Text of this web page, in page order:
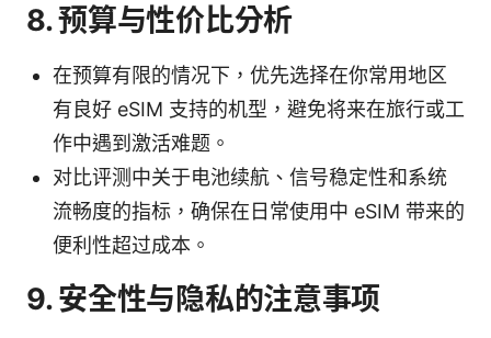
8. 预算与性价比分析
在预算有限的情况下，优先选择在你常用地区
有良好 eSIM 支持的机型，避免将来在旅行或工
作中遇到激活难题。
对比评测中关于电池续航、信号稳定性和系统
流畅度的指标，确保在日常使用中 eSIM 带来的
便利性超过成本。
9. 安全性与隐私的注意事项